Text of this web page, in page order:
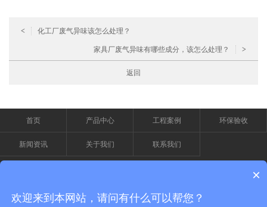
< 化工厂废气异味该怎么处理？
家具厂废气异味有哪些成分，该怎么处理？ >
返回
首页 产品中心 工程案例 环保验收
新闻资讯 关于我们 联系我们
×
欢迎来到本网站，请问有什么可以帮您？